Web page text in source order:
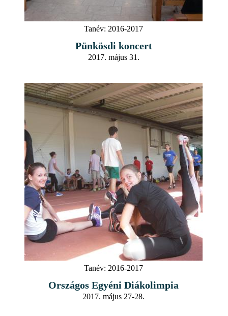
Tanév: 2016-2017
Pünkösdi koncert
2017. május 31.
Tanév: 2016-2017
Országos Egyéni Diákolimpia
2017. május 27-28.